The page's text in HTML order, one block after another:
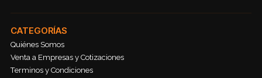
CATEGORÍAS
Quiénes Somos
Venta a Empresas y Cotizaciones
Terminos y Condiciones